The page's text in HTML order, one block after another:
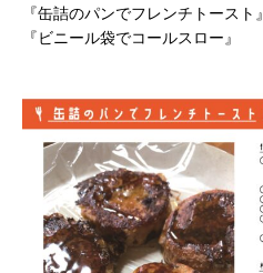
『缶詰のパンでフレンチトースト』
『ビニール袋でコールスロー』